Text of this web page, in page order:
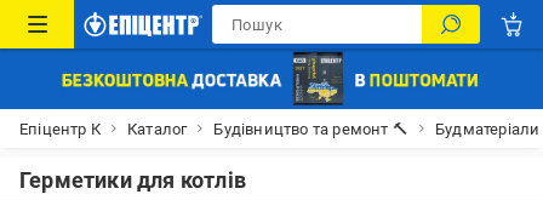
Епіцентр К Каталог Будівництво та ремонт 🔨 Будматеріали
Герметики для котлів